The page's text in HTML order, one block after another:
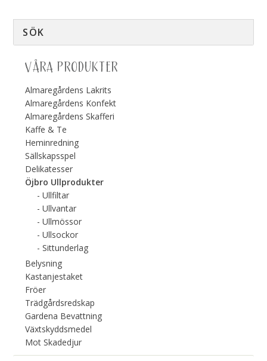
VÅRA PRODUKTER
Almaregårdens Lakrits
Almaregårdens Konfekt
Almaregårdens Skafferi
Kaffe & Te
Heminredning
Sällskapsspel
Delikatesser
Öjbro Ullprodukter
Ullfiltar
Ullvantar
Ullmössor
Ullsockor
Sittunderlag
Belysning
Kastanjestaket
Fröer
Trädgårdsredskap
Gardena Bevattning
Växtskyddsmedel
Mot Skadedjur